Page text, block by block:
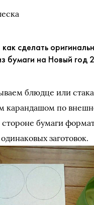
сделать
бумаги на Новый год
блюдце или
карандашом по
бумаги
заготовок.